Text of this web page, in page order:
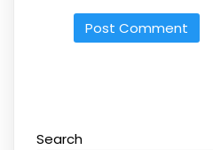
Search